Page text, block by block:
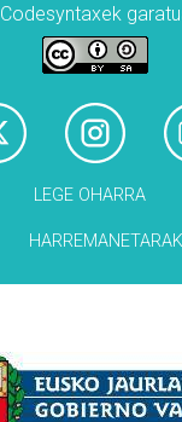
Codesyntaxek
LEGE OHARRA